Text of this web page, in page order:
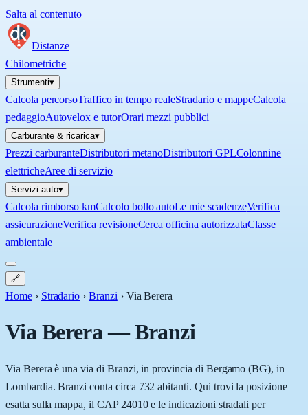
Salta al contenuto
Distanze
Chilometriche
Strumenti▾
Calcola percorsoTraffico in tempo realeStradario e mappeCalcola
pedaggioAutovelox e tutorOrari mezzi pubblici
Carburante & ricarica▾
Prezzi carburanteDistributori metanoDistributori GPLColonnine
elettricheAree di servizio
Servizi auto▾
Calcola rimborso kmCalcolo bollo autoLe mie scadenzeVerifica
assicurazioneVerifica revisioneCerca officina autorizzataClasse
ambientale
🔗
Home › Stradario › Branzi › Via Berera
Via Berera—Branzi
Via Berera è una via di Branzi, in provincia di Bergamo (BG), in
Lombardia. Branzi conta circa 732 abitanti. Qui trovi la posizione
esatta sulla mappa, il CAP 24010 e le indicazioni stradali per